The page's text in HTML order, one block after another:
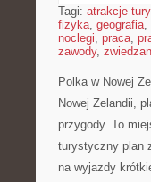
Tagi: atrakcje
fizyka, geografia,
noclegi, praca,
zawody,
Polka w Nowej
Nowej Zelandii,
przygody. To
turystyczny plan
na wyjazdy